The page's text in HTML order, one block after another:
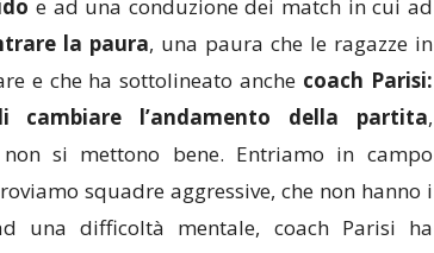
e ad una conduzione dei match in cui ad
la paura, una paura che le ragazze in
e che ha sottolineato anche coach Parisi:
l’andamento della partita,
si mettono bene. Entriamo in campo
squadre aggressive, che non hanno i
una difficoltà mentale, coach Parisi ha